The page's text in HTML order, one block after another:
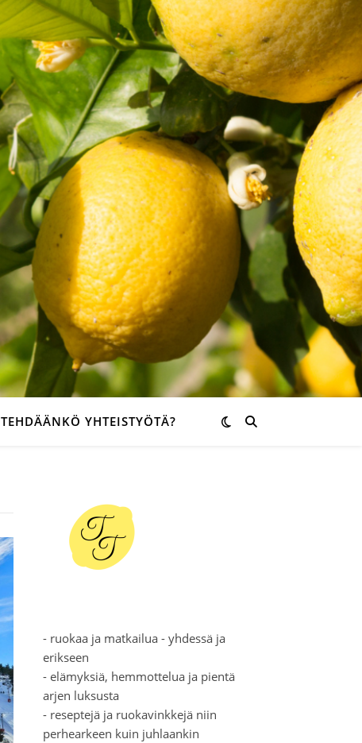
TEHDÄÄNKÖ YHTEISTYÖTÄ?
- ruokaa ja matkailua - yhdessä ja
erikseen
- elämyksiä, hemmottelua ja pientä
arjen luksusta
- reseptejä ja ruokavinkkejä niin
perhearkeen kuin juhlaankin